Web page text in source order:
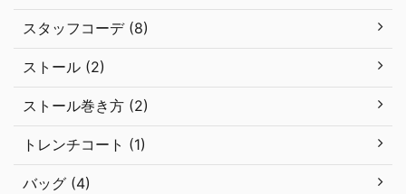
スタッフコーデ (8)
ストール (2)
ストール巻き方 (2)
トレンチコート (1)
バッグ (4)